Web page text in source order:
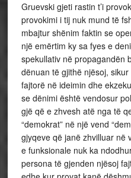
Gruevski gjeti rastin t’i
provokimi i tij nuk mund të
mbajtur shënim faktin se
një emërtim ky sa fyes e
spekullativ në propagandën
dënuan të gjithë njësoj,
fajtorë në ideimin dhe
se dënimi është vendosur
gjë që e zhvesh atë nga të
“demokrat” në një vend
gjyqeve që janë zhvilluar në
e funksionale nuk ka
persona të gjenden njësoj